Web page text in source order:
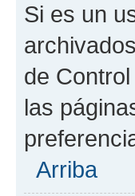
Si es un
de
las
Arriba